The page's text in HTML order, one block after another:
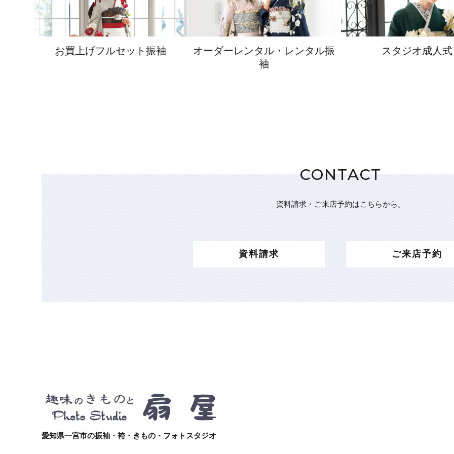
お買上げフルセット振袖
オーダーレンタル・レンタル振
袖
スタジオ成人式
CONTACT
資料請求・ご来店予約はこちらから。
資料請求 ご来店予約
愛知県一宮市の振袖・袴・きもの・フォトスタジオ